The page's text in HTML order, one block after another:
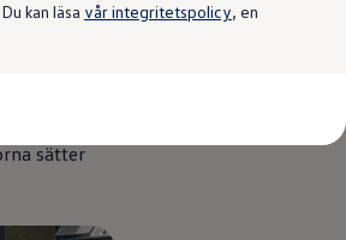
kan läsa vår integritetspolicy, en
på
sätter